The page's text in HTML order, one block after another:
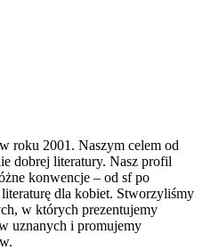
roku 2001. Naszym celem od
dobrej literatury. Nasz profil
konwencje – od sf po
dla kobiet. Stworzyliśmy
w których prezentujemy
uznanych i promujemy